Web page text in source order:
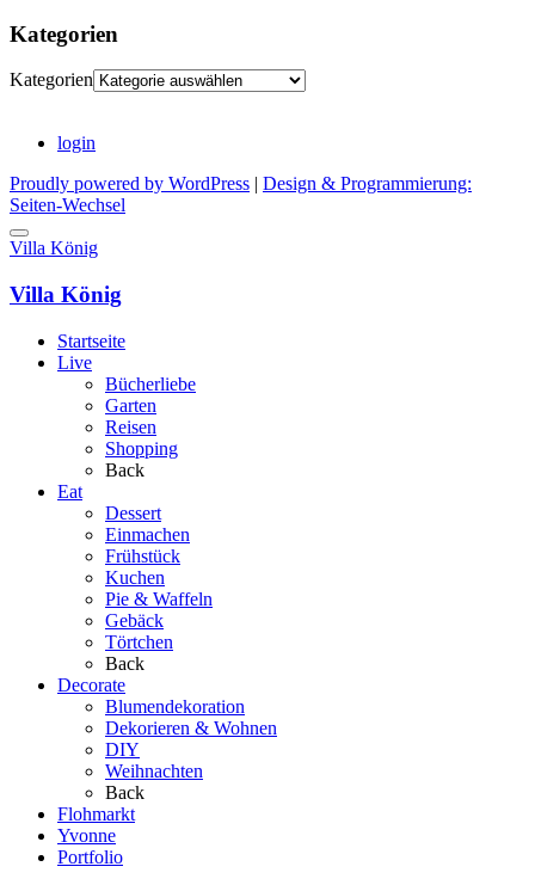
Kategorien
Kategorien
login
Proudly powered by WordPress
Design & Programmierung:
Seiten-Wechsel
Villa König
Villa König
Startseite
Live
Bücherliebe
Garten
Reisen
Shopping
Back
Eat
Dessert
Einmachen
Frühstück
Kuchen
Pie & Waffeln
Gebäck
Törtchen
Back
Decorate
Blumendekoration
Dekorieren & Wohnen
DIY
Weihnachten
Back
Flohmarkt
Yvonne
Portfolio